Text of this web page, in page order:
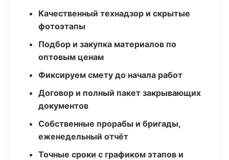
Качественный технадзор и скрытые
фотоэтапы
Подбор и закупка материалов по
оптовым ценам
Фиксируем смету до начала работ
Договор и полный пакет закрывающих
документов
Собственные прорабы и бригады,
еженедельный отчёт
Точные сроки с графиком этапов и